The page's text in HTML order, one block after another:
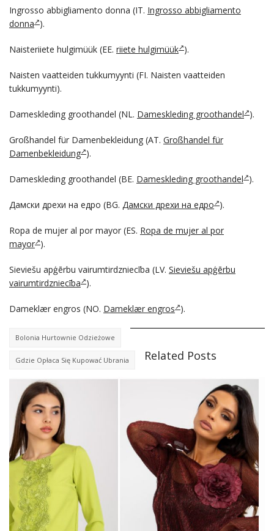
Ingrosso abbigliamento donna (IT. Ingrosso abbigliamento
donna ).
Naisteriiete hulgimüük (EE. riiete hulgimüük ).
Naisten vaatteiden tukkumyynti (FI. Naisten vaatteiden
tukkumyynti).
Dameskleding groothandel (NL. Dameskleding groothandel ).
Großhandel für Damenbekleidung (AT. Großhandel für
Damenbekleidung ).
Dameskleding groothandel (BE. Dameskleding groothandel ).
Дамски дрехи на едро (BG. Дамски дрехи на едро ).
Ropa de mujer al por mayor (ES. Ropa de mujer al por
mayor ).
Sieviešu apģērbu vairumtirdzniecība (LV. Sieviešu apģērbu
vairumtirdzniecība ).
Dameklær engros (NO. Dameklær engros ).
Bolonia Hurtownie Odzieżowe
Gdzie Opłaca Się Kupować Ubrania Related Posts